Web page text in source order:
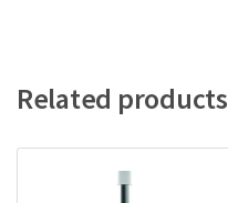
Related products